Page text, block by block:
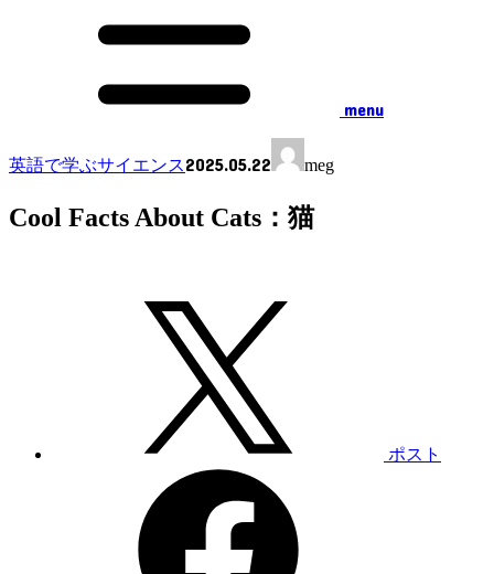
menu
英語で学ぶサイエンス2025.05.22 meg
Cool Facts About Cats：猫
ポスト